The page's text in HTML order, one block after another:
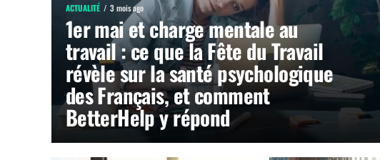
ACTUALITÉ 3 mois ago
1er mai et charge mentale au
travail : ce que la Fête du Travail
révèle sur la santé psychologique
des Français, et comment
BetterHelp y répond